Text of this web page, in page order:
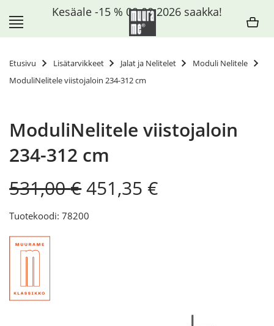
sisältöön
Etusivu Lisätarvikkeet Jalat ja Nelitelet
Moduli Nelitele
ModuliNelitele viistojaloin 234-312 cm
ModuliNelitele viistojaloin
234-312 cm
531,00€Original
price
was:
531,00 €.
451,35 €
Tuotekoodi: 78200
Kesäale -15 % 09.08.2026 saakka!